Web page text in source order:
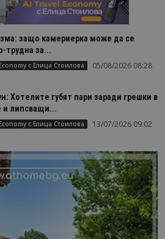
защо камериерка може да се
трудна за...
с Елица Стоилова 05/08/2026 08:28
Хотелите губят пари заради грешки в
и липсващи...
с Елица Стоилова 13/07/2026 09:02